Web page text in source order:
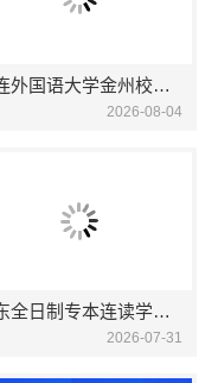
大连外国语大学金州校区服务资讯学院简介
2026-08-04
广东全日制专本连读学校招生专业-北京理工大学珠海学院继续教育学院
2026-07-31